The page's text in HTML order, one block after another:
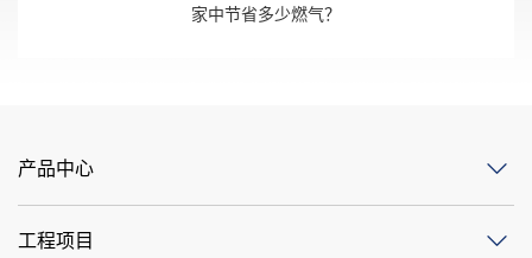
家中节省多少燃气？
产品中心
工程项目